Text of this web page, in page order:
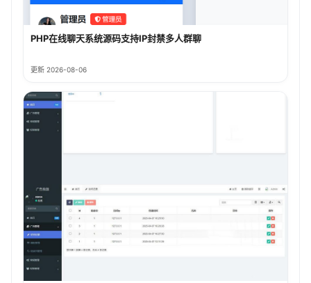
PHP在线聊天系统源码支持IP封禁多人群聊
更新 2026-08-06